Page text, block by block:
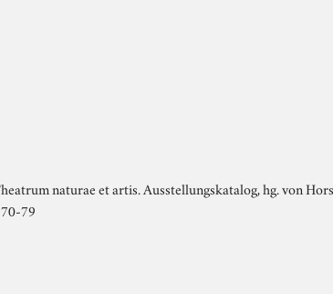
naturae et artis. Ausstellungskatalog, hg. von
79